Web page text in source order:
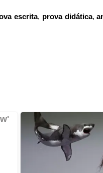
escrita, prova didática,